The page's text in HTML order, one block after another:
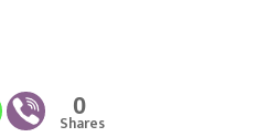
0
Shares